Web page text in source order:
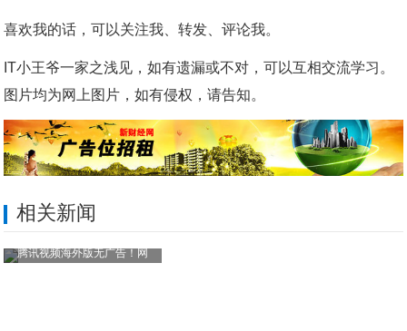
喜欢我的话，可以关注我、转发、评论我。
IT小王爷一家之浅见，如有遗漏或不对，可以互相交流学习。
图片均为网上图片，如有侵权，请告知。
相关新闻
腾讯视频海外版无广告！网